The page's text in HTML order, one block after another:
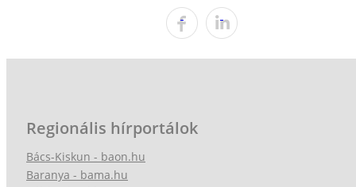
Regionális hírportálok
Bács-Kiskun - baon.hu
Baranya - bama.hu